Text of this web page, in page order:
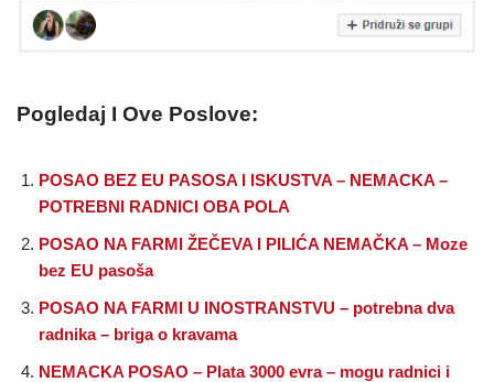
Pogledaj I Ove Poslove:
POSAO BEZ EU PASOSA I ISKUSTVA – NEMACKA –
POTREBNI RADNICI OBA POLA
POSAO NA FARMI ŽEČEVA I PILIĆA NEMAČKA – Moze
bez EU pasoša
POSAO NA FARMI U INOSTRANSTVU – potrebna dva
radnika – briga o kravama
NEMACKA POSAO – Plata 3000 evra – mogu radnici i